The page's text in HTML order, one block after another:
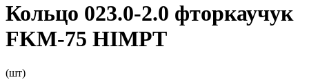
Кольцо 023.0-2.0 фторкаучук
FKM-75 HIMPT
(шт)